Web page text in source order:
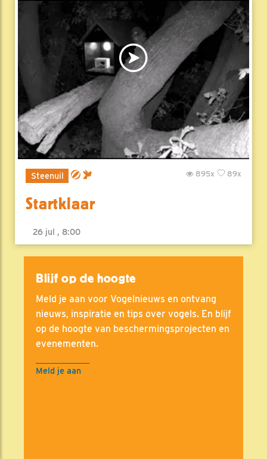
Steenuil 89x
895x
Startklaar
26 jul , 8:00
Blijf op de hoogte
Meld je aan voor Vogelnieuws en ontvang
nieuws, inspiratie en tips over vogels. En blijf
op de hoogte van beschermingsprojecten en
evenementen.
Meld je aan